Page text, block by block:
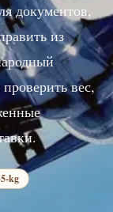
документов,
из
вес,
kg